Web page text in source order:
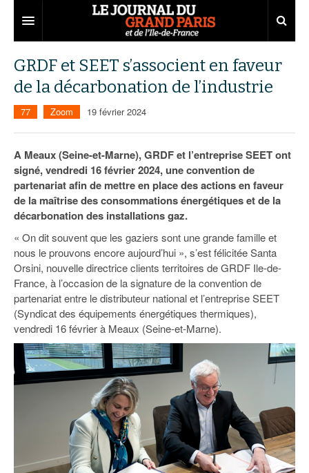
Territoires
Aménagement
Institutions
Services urbains
Entreprises
Emploi
Attractivité
Transport
Marchés publics
75
77
91
92
93
95
Carnet
Nominations
Agenda
Les Assises du Grand Paris
Ecouter les épisodes
Lire les résumés
GRDF et SEET s’associent en faveur
de la décarbonation de l’industrie
77 Zoom 19 février 2024
A Meaux (Seine-et-Marne), GRDF et l’entreprise SEET ont
signé, vendredi 16 février 2024, une convention de
partenariat afin de mettre en place des actions en faveur
de la maîtrise des consommations énergétiques et de la
décarbonation des installations gaz.
« On dit souvent que les gaziers sont une grande famille et
nous le prouvons encore aujourd’hui », s’est félicitée Santa
Orsini, nouvelle directrice clients territoires de GRDF Ile-de-
France, à l’occasion de la signature de la convention de
partenariat entre le distributeur national et l’entreprise SEET
(Syndicat des équipements énergétiques thermiques),
vendredi 16 février à Meaux (Seine-et-Marne).